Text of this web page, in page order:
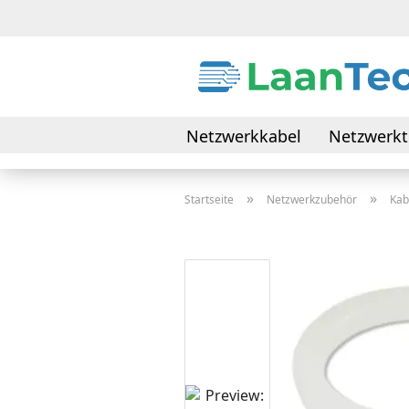
Netzwerkkabel
Daten- & Verbindungskabel
Startseite » Netzwerkzubehör »